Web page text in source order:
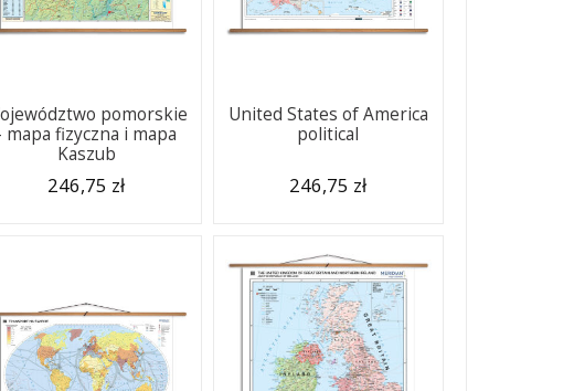
pomorskie
mapa fizyczna i mapa
Kaszub
246,75 zł
United States of America
political
246,75 zł